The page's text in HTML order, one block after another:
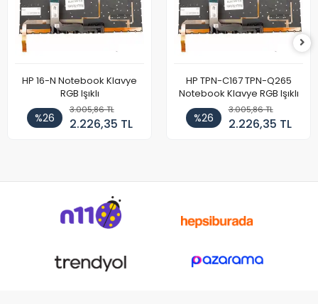
HP 16-N Notebook Klavye
RGB Işıklı
%26
3.005,86 TL
2.226,35 TL
HP TPN-C167 TPN-Q265
Notebook Klavye RGB Işıklı
%26
3.005,86 TL
2.226,35 TL